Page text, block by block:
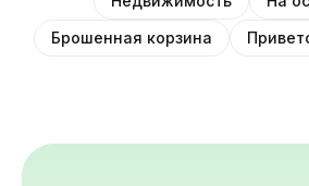
Брошенная корзина